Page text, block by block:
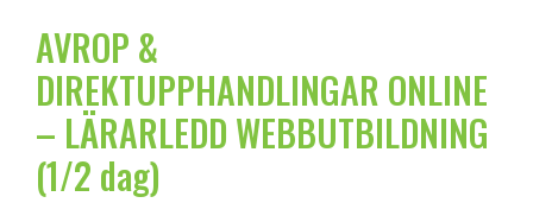
AVROP &
DIREKTUPPHANDLINGAR ONLINE
– LÄRARLEDD WEBBUTBILDNING
(1/2 dag)